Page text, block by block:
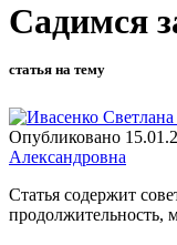
Садимся
статья на тему
Опубликовано
Александровна
Статья содержит
продолжительность,